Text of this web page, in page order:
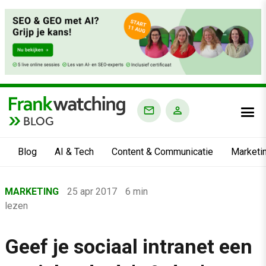
BLOG
Blog AI & Tech Content & Communicatie
›
Marketing
MARKETING 25 apr 2017
6 min
lezen
Geef je sociaal intranet een